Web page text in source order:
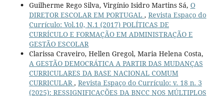
Guilherme Rego Silva, Virgínio Isidro Martins Sá, O
DIRETOR ESCOLAR EM PORTUGAL , Revista Espaço do
Currículo: Vol.10, N.1 (2017) POLÍTICAS DE
CURRÍCULO E FORMAÇÃO EM ADMINISTRAÇÃO E
GESTÃO ESCOLAR
Clarissa Craveiro, Hellen Gregol, Maria Helena Costa,
A GESTÃO DEMOCRÁTICA A PARTIR DAS MUDANÇAS
CURRICULARES DA BASE NACIONAL COMUM
CURRICULAR, Revista Espaço do Currículo: v. 18 n. 3
(2025): RESSIGNIFICAÇÕES DA BNCC NOS MÚLTIPLOS